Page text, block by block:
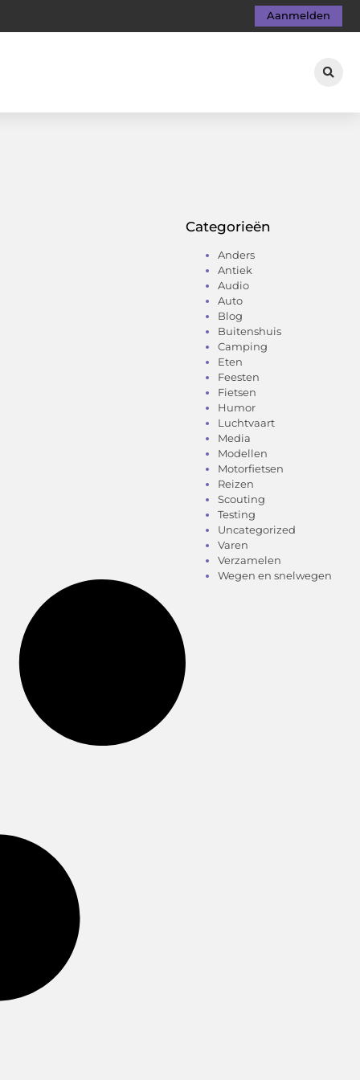
Aanmelden
Categorieën
Anders
Antiek
Audio
Auto
Blog
Buitenshuis
Camping
Eten
Feesten
Fietsen
Humor
Luchtvaart
Media
Modellen
Motorfietsen
Reizen
Scouting
Testing
Uncategorized
Varen
Verzamelen
Wegen en snelwegen